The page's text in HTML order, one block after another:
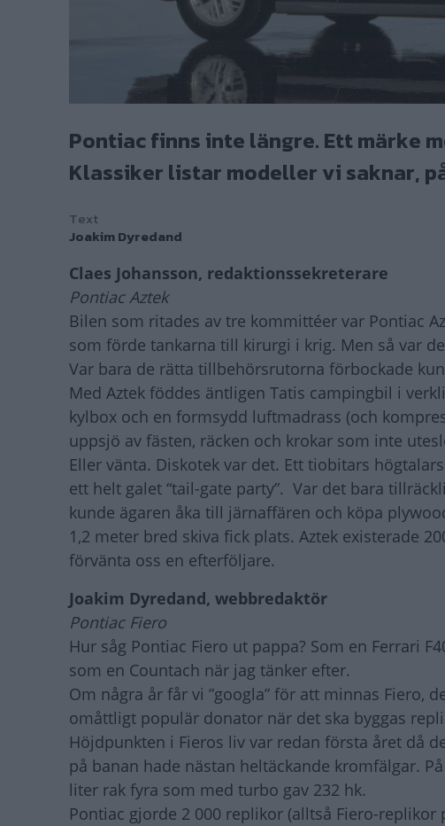
Pontiac finns inte längre. Ett märke
Klassiker listar modeller vi saknar,
Text
Joakim Dyredand
Claes Johansson, redaktionssekreterare
Pontiac Aztek
Bilen som ritades av tre kommittéer var Pontiac
som förde tankarna till kirurgi i krig. Men så var
Var bara de rätta tillbehörsrutorna förbockade
Med Aztek föddes äntligen Tatis campingbil i
kylbox och en formsydd luftmadrass (och
uppsjö av fästen, räcken och krokar som inte
Eller vänta. Diskotek var det. Ett tiobitars
ett helt galet “tail-gate party”. Var det bara
kunde ägaren åka till järnaffären och köpa
1,2 meter bred skiva fick plats. Aztek existerade
förvänta oss en efterföljare.
Joakim Dyredand, webbredaktör
Pontiac Fiero
Hur såg Pontiac Fiero ut pappa? Som en Ferrari
som en Countach när jag tänker efter.
Om några år får vi ”googla” för att minnas Fiero,
omåttligt populär donator när det ska byggas
Höjdpunkten i Fieros liv var redan första året då
på banan hade nästan heltäckande kromfälgar.
liter rak fyra som med turbo gav 232 hk.
Pontiac gjorde 2 000 replikor (alltså Fiero-